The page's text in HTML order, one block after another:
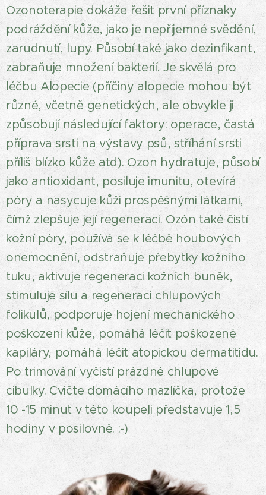
Ozonoterapie dokáže řešit první příznaky
podráždění kůže, jako je nepříjemné svědění,
zarudnutí, lupy. Působí také jako dezinfikant,
zabraňuje množení bakterií. Je skvělá pro
léčbu Alopecie (příčiny alopecie mohou být
různé, včetně genetických, ale obvykle ji
způsobují následující faktory: operace, častá
příprava srsti na výstavy psů, stříhání srsti
příliš blízko kůže atd). Ozon hydratuje, působí
jako antioxidant, posiluje imunitu, otevírá
póry a nasycuje kůži prospěšnými látkami,
čímž zlepšuje její regeneraci. Ozón také čistí
kožní póry, používá se k léčbě houbových
onemocnění, odstraňuje přebytky kožního
tuku, aktivuje regeneraci kožních buněk,
stimuluje sílu a regeneraci chlupových
folikulů, podporuje hojení mechanického
poškození kůže, pomáhá léčit poškozené
kapiláry, pomáhá léčit atopickou dermatitidu.
Po trimování vyčistí prázdné chlupové
cibulky. Cvičte domácího mazlíčka, protože
10 -15 minut v této koupeli představuje 1,5
hodiny v posilovně. :-)